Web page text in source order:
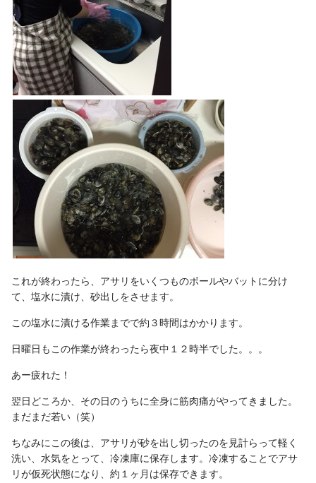
これが終わったら、アサリをいくつものボールやバットに分け
て、塩水に漬け、砂出しをさせます。
この塩水に漬ける作業までで約３時間はかかります。
日曜日もこの作業が終わったら夜中１２時半でした。。。
あー疲れた！
翌日どころか、その日のうちに全身に筋肉痛がやってきました。
まだまだ若い（笑）
ちなみにこの後は、アサリが砂を出し切ったのを見計らって軽く
洗い、水気をとって、冷凍庫に保存します。冷凍することでアサ
リが仮死状態になり、約１ヶ月は保存できます。